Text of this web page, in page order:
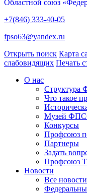
Областной союз
+7(846) 333-40-05
fpso63@yandex.ru
Открыть поиск Карта
слабовидящих Печать
О нас
Что такое
Музей
Конкурсы
Профсоюз
Партнеры
Задать
Профсоюз
Новости
Все новости